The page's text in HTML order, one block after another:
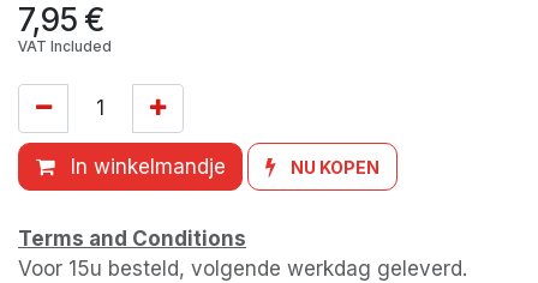
7,95€
VAT Included
In winkelmandje NU KOPEN
Terms and Conditions
Voor 15u besteld, volgende werkdag geleverd.